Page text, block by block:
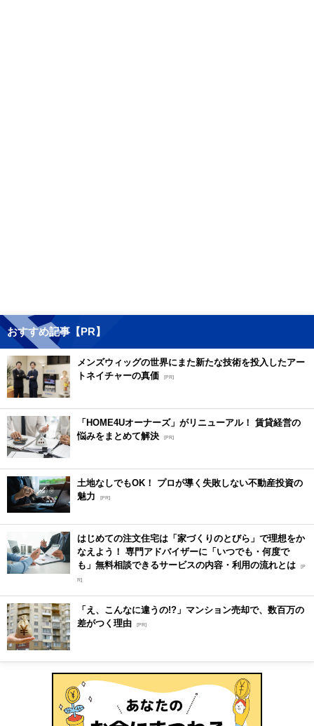
おすすめ記事【PR】
メンズウィッグの世界にまた新たな技術を投入したアー
トネイチャーの真価 [PR]
「HOME4Uオーナーズ」がリニューアル！ 賃貸経営の
悩みをまとめて解決 [PR]
土地なしでもOK！ プロが導く失敗しない不動産投資の
魅力
[PR]
はじめての注文住宅は「家づくりのとびら」で理想をか
なえよう！ 専門アドバイザーに「いつでも・何度で
も」無料相談できるサービスの内容・利用の流れとは [P
R]
「え、こんなに違うの!?」マンション売却で、数百万の
差がつく理由 [PR]